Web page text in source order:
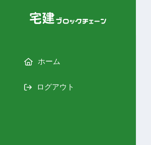
ホーム
ログアウト